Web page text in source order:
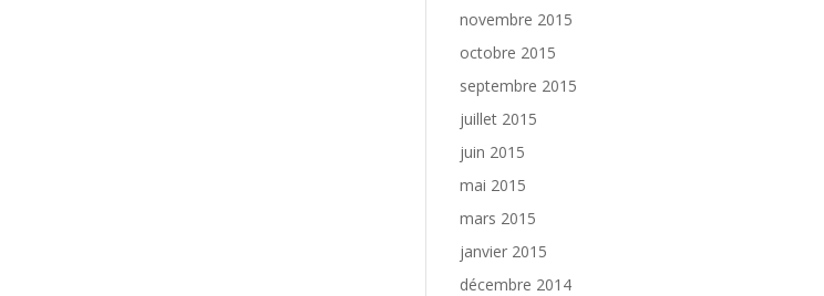
novembre 2015
octobre 2015
septembre 2015
juillet 2015
juin 2015
mai 2015
mars 2015
janvier 2015
décembre 2014